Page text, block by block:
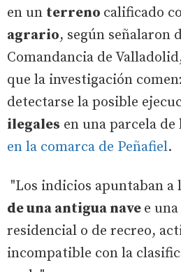
en un terreno calificado
agrario, según señalaron
Comandancia de
que la investigación
detectarse la posible
ilegales en una parcela
en la comarca de Peñafiel.
"Los indicios apuntaban a
de una antigua nave e
residencial o de recreo,
incompatible con la